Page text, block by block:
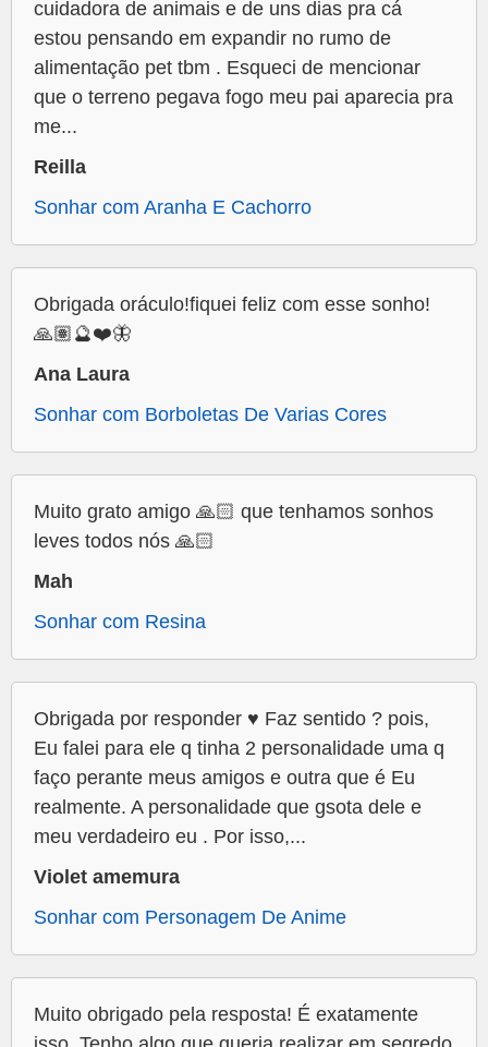
cuidadora de animais e de uns dias pra cá
estou pensando em expandir no rumo de
alimentação pet tbm . Esqueci de mencionar
que o terreno pegava fogo meu pai aparecia pra
me...
Reilla
Sonhar com Aranha E Cachorro
Obrigada oráculo!fiquei feliz com esse sonho!
🙏🏽🔮❤️🦋
Ana Laura
Sonhar com Borboletas De Varias Cores
Muito grato amigo 🙏🏻 que tenhamos sonhos
leves todos nós 🙏🏻
Mah
Sonhar com Resina
Obrigada por responder ♥️ Faz sentido ? pois,
Eu falei para ele q tinha 2 personalidade uma q
faço perante meus amigos e outra que é Eu
realmente. A personalidade que gsota dele e
meu verdadeiro eu . Por isso,...
Violet amemura
Sonhar com Personagem De Anime
Muito obrigado pela resposta! É exatamente